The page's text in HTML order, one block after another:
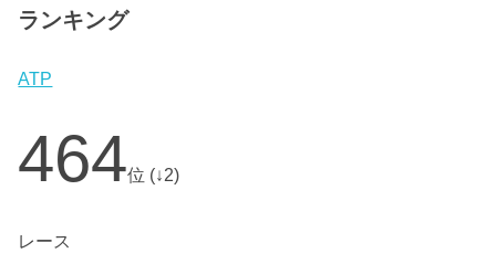
ランキング
ATP
464位 (↓2)
レース